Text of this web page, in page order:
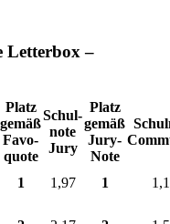
Letterbox –
Platz
gemäß
Favo-
quote
Schul-
note
Jury
Platz
gemäß
Jury-
Note
1 1,97 1